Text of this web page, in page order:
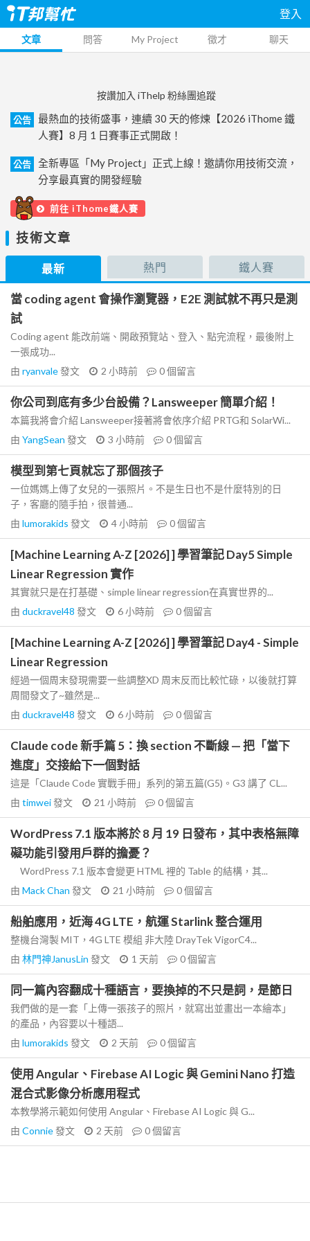
登入
文章 問答 My Project 徵才 聊天
按讚加入 iThelp 粉絲團追蹤
公告
最熱血的技術盛事，連續 30 天的修煉【2026 iThome 鐵
人賽】8 月 1 日賽事正式開啟！
公告
全新專區「My Project」正式上線！邀請你用技術交流，
分享最真實的開發經驗
前往 iThome鐵人賽
技術文章
最新 熱門 鐵人賽
當 coding agent 會操作瀏覽器，E2E 測試就不再只是測
試
Coding agent 能改前端、開啟預覽站、登入、點完流程，最後附上
一張成功...
由 ryanvale發文 2 小時前 0個留言
你公司到底有多少台設備？Lansweeper 簡單介紹！
本篇我將會介紹 Lansweeper接著將會依序介紹 PRTG和 SolarWi...
由 YangSean 發文 3 小時前 0個留言
模型到第七頁就忘了那個孩子
一位媽媽上傳了女兒的一張照片。不是生日也不是什麼特別的日
子，客廳的隨手拍，很普通...
由 lumorakids 發文 4 小時前 0個留言
[Machine Learning A-Z [2026] ] 學習筆記 Day5 Simple
Linear Regression 實作
其實就只是在打基礎、simple linear regression在真實世界的...
由 duckravel48 發文 6 小時前 0個留言
[Machine Learning A-Z [2026] ] 學習筆記 Day4 - Simple
Linear Regression
經過一個周末發現需要一些調整XD 周末反而比較忙碌，以後就打算
周間發文了~雖然是...
由 duckravel48 發文 6 小時前 0個留言
Claude code 新手篇 5：換 section 不斷線 — 把「當下
進度」交接給下一個對話
這是「Claude Code 實戰手冊」系列的第五篇(G5)。G3 講了 CL...
由 timwei發文 21 小時前 0個留言
WordPress 7.1 版本將於 8 月 19 日發布，其中表格無障
礙功能引發用戶群的擔憂？
WordPress 7.1 版本會變更 HTML 裡的 Table 的結構，其...
由 Mack Chan 發文 21 小時前 0個留言
船舶應用，近海 4G LTE，航運 Starlink 整合運用
整機台灣製 MIT，4G LTE 模組 非大陸 DrayTek VigorC4...
由 林門神JanusLin 發文 1 天前 0個留言
同一篇內容翻成十種語言，要換掉的不只是詞，是節日
我們做的是一套「上傳一張孩子的照片，就寫出並畫出一本繪本」
的產品，內容要以十種語...
由 lumorakids 發文 2 天前 0個留言
使用 Angular、Firebase AI Logic 與 Gemini Nano 打造
混合式影像分析應用程式
本教學將示範如何使用 Angular、Firebase AI Logic 與 G...
由 Connie發文 2 天前 0個留言